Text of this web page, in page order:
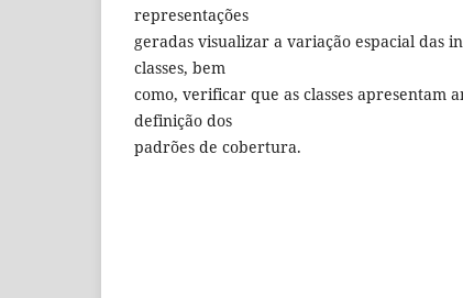
representações
geradas visualizar a variação espacial das
classes, bem
como, verificar que as classes apresentam
definição dos
padrões de cobertura.